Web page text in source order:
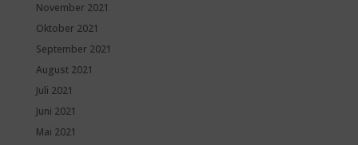
November 2021
Oktober 2021
September 2021
August 2021
Juli 2021
Juni 2021
Mai 2021